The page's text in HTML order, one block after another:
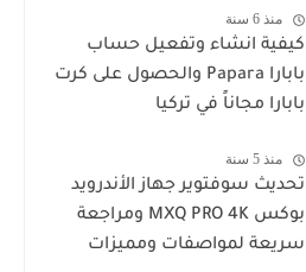
منذ 6 سنة
كيفية انشاء وتفعيل حساب
بابارا Papara والحصول على كرت
بابارا مجاناً في تركيا
منذ 5 سنة
تحديث سوفتوير جهاز الأندرويد
بوكس MXQ PRO 4K ومراجعة
سريعة لمواصفات ومميزات